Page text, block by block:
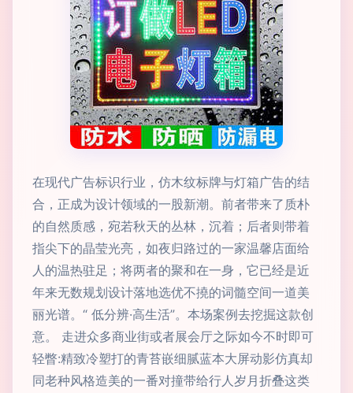
在现代广告标识行业，仿木纹标牌与灯箱广告的结
合，正成为设计领域的一股新潮。前者带来了质朴
的自然质感，宛若秋天的丛林，沉着；后者则带着
指尖下的晶莹光亮，如夜归路过的一家温馨店面给
人的温热驻足；将两者的聚和在一身，它已经是近
年来无数规划设计落地选优不撓的词髓空间一道美
丽光谱。“ 低分辨·高生活”。本场案例去挖掘这款创
意。 走进众多商业街或者展会厅之际如今不时即可
轻瞥:精致冷塑打的青苔嵌细腻蓝本大屏动影仿真却
同老种风格造美的一番对撞带给行人岁月折叠这类